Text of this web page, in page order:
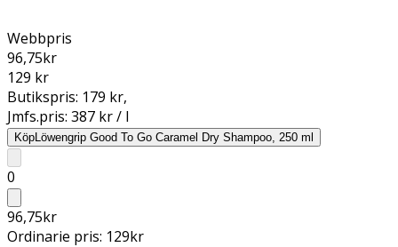
Webbpris
96,75kr
129 kr
Butikspris: 179 kr,
Jmfs.pris: 387 kr / l
KöpLöwengrip Good To Go Caramel Dry Shampoo, 250 ml
0
96,75kr
Ordinarie pris: 129kr